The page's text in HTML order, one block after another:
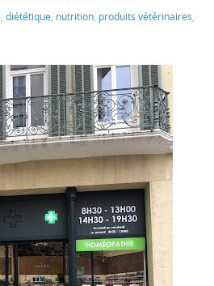
, diététique, nutrition, produits vétérinaires,